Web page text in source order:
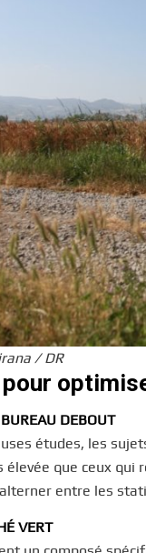
/ DR
DEBOUT
études, les
élevée que ceux
entre les
VERT